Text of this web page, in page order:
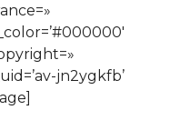
jn2ygkfb’